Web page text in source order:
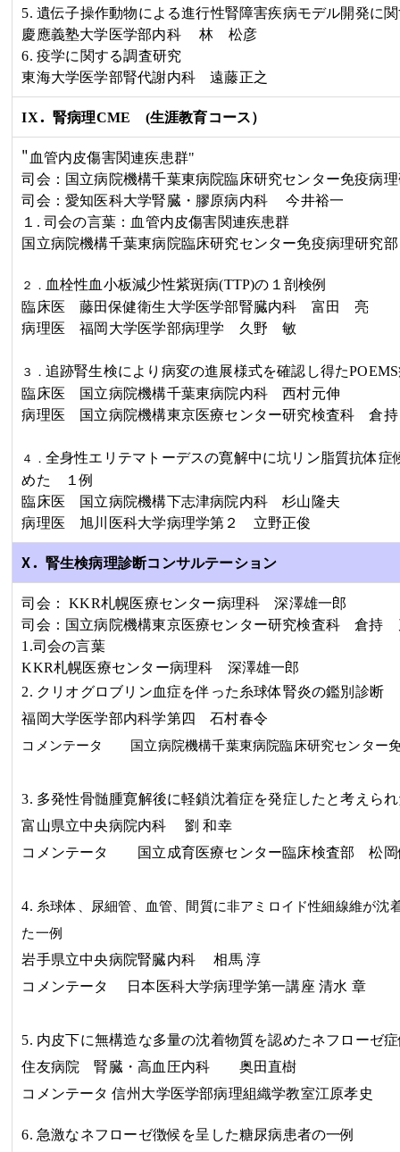
5. 遺伝子操作動物による進行性腎障害疾病モデル開発に
慶應義塾大学医学部内科
林 松彦
6. 疫学に関する調査研究
東海大学医学部腎代謝内科 遠藤正之
IX．腎病理CME (生涯教育コース）
" 血管内皮傷害関連疾患群"
司会：国立病院機構千葉東病院臨床研究センター免疫
司会：愛知医科大学腎臓・膠原病内科 今井裕一
１. 司会の言葉：血管内皮傷害関連疾患群
国立病院機構千葉東病院臨床研究センター免疫病理研
２． 血栓性血小板減少性紫斑病(TTP)の１剖検例
臨床医 藤田保健衛生大学医学部腎臓内科 富田 亮
病理医 福岡大学医学部病理学 久野 敏
３． 追跡腎生検により病変の進展様式を確認し得たPOEMS
臨床医 国立病院機構千葉東病院内科西村元伸
病理医 国立病院機構東京医療センター研究検査科倉持
４． 全身性エリテマトーデスの寛解中に坑リン脂質抗体
めた １例
臨床医 国立病院機構下志津病院内科杉山隆夫
病理医 旭川医科大学病理学第２ 立野正俊
X． 腎生検病理診断コンサルテーション
司会： KKR札幌医療センター病理科深澤雄一郎
司会：国立病院機構東京医療センター研究検査科倉持
1.司会の言葉
KKR札幌医療センター病理科 深澤雄一郎
2. クリオグロブリン血症を伴った糸球体腎炎の鑑別診断
福岡大学医学部内科学第四
石村春令
コメンテータ 国立病院機構千葉東病院臨床研究センター
3. 多発性骨髄腫寛解後に軽鎖沈着症を発症したと考えら
富山県立中央病院内科 劉 和幸
コメンテータ 国立成育医療センター臨床検査部 松岡
4. 糸球体、尿細管、血管、間質に非アミロイド性細線維が沈
た一例
岩手県立中央病院腎臓内科 相馬 淳
コメンテータ
日本医科大学病理学第一講座 清水 章
5. 内皮下に無構造な多量の沈着物質を認めたネフローゼ
住友病院 腎臓・高血圧内科 奥田直樹
コメンテータ 信州大学医学部病理組織学教室江原孝史
6. 急激なネフローゼ徴候を呈した糖尿病患者の一例